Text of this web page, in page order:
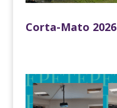
Corta-Mato 2026